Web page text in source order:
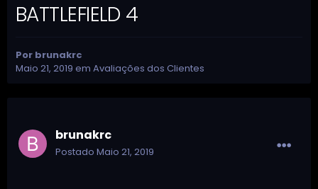
BATTLEFIELD 4
Por brunakrc
Maio 21, 2019 em Avaliações dos Clientes
brunakrc
Postado Maio 21, 2019